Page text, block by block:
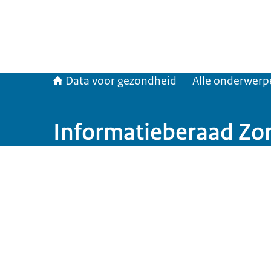
Data voor gezondheid Alle
Informatieberaad